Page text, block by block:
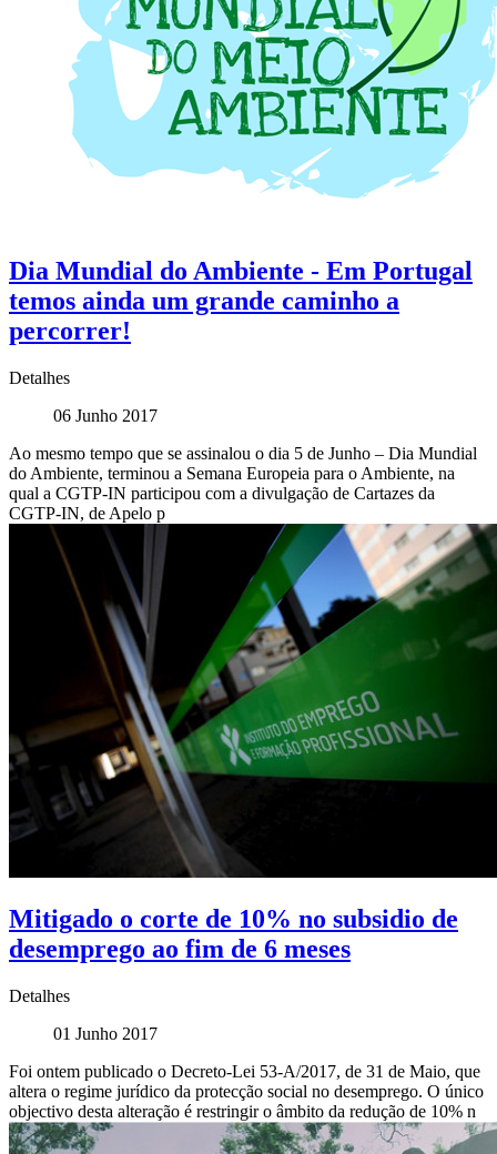
Dia Mundial do Ambiente - Em Portugal
temos ainda um grande caminho a
percorrer!
Detalhes
06 Junho 2017
Ao mesmo tempo que se assinalou o dia 5 de Junho – Dia Mundial
do Ambiente, terminou a Semana Europeia para o Ambiente, na
qual a CGTP-IN participou com a divulgação de Cartazes da
CGTP-IN, de Apelo p
Mitigado o corte de 10% no subsidio de
desemprego ao fim de 6 meses
Detalhes
01 Junho 2017
Foi ontem publicado o Decreto-Lei 53-A/2017, de 31 de Maio, que
altera o regime jurídico da protecção social no desemprego. O único
objectivo desta alteração é restringir o âmbito da redução de 10% n